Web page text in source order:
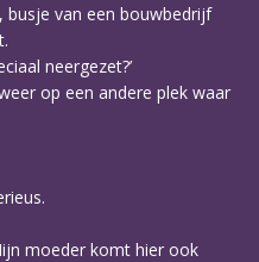
busje van een bouwbedrijf
neergezet?’
op een andere plek waar
moeder komt hier ook